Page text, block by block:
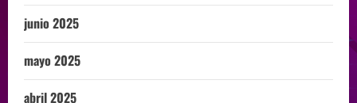
junio 2025
mayo 2025
abril 2025